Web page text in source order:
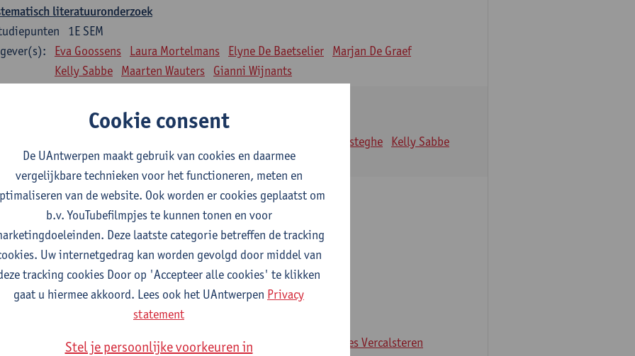
literatuuronderzoek
1E SEM
Eva Goossens Laura Mortelmans Elyne De Baetselier
Marjan De Graef
Kelly Sabbe
Maarten Wauters Gianni Wijnants
1E SEM
Lien Desteghe
Kelly Sabbe
Maarten Wauters Gianni Wijnants
van kwalitatief onderzoek
1E SEM
studiepunten
Caroline Masquillier Laura Mortelmans
opleidingsonderdelen - Vroedvrouw specialist
als regie van zorg: concepten en vaardigheden
Erik Franck Sandrine Meynendonckx Stijn Slootmans Ines Vercalsteren
Cookie consent
De UAntwerpen maakt gebruik van cookies en daarmee
vergelijkbare technieken voor het functioneren, meten en
van de website. Ook worden er cookies geplaatst om
b.v. YouTubefilmpjes te kunnen tonen en voor
Deze laatste categorie betreffen de tracking
Uw internetgedrag kan worden gevolgd door middel van
tracking cookies Door op 'Accepteer alle cookies' te klikken
gaat u hiermee akkoord. Lees ook het UAntwerpen Privacy
statement
Stel je persoonlijke voorkeuren in